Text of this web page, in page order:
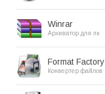
Winrar
Архиватор для пк
Format Factory
Конвертер файлов